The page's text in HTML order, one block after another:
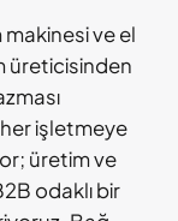
makinesi ve el
üreticisinden
işletmeye
üretim ve
odaklı bir